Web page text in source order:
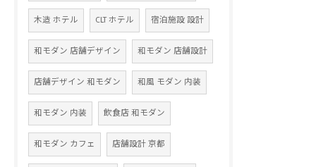
木造 ホテル CLT ホテル 宿泊施設 設計
和モダン 店舗デザイン 和モダン 店舗設計
店舗デザイン 和モダン 和風 モダン 内装
和モダン 内装 飲食店 和モダン
和モダン カフェ 店舗設計 京都